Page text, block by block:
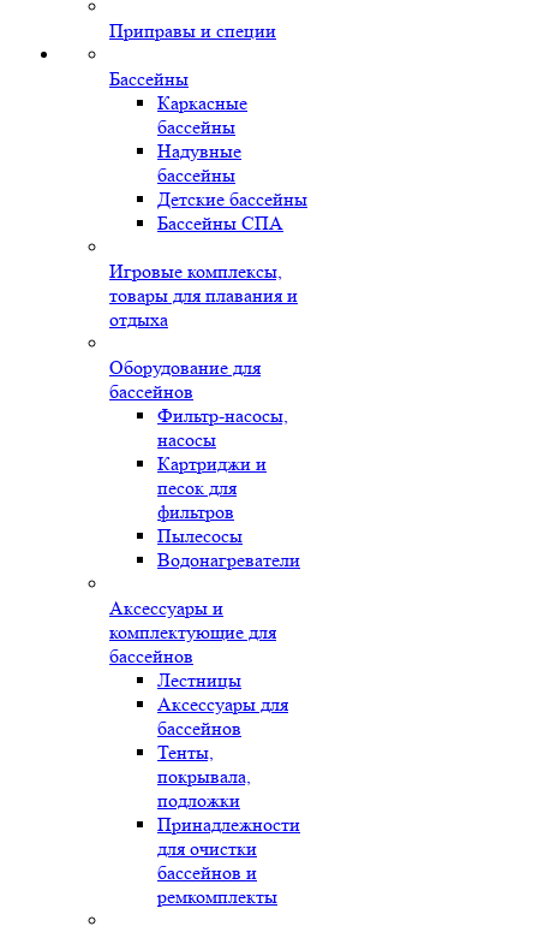
Приправы и специи
Бассейны
Каркасные
бассейны
Надувные
бассейны
Детские бассейны
Бассейны СПА
Игровые комплексы,
товары для плавания и
отдыха
Оборудование для
бассейнов
Фильтр-насосы,
насосы
Картриджи и
песок для
фильтров
Пылесосы
Водонагреватели
Аксессуары и
комплектующие для
бассейнов
Лестницы
Аксессуары для
бассейнов
Тенты,
покрывала,
подложки
Принадлежности
для очистки
бассейнов и
ремкомплекты